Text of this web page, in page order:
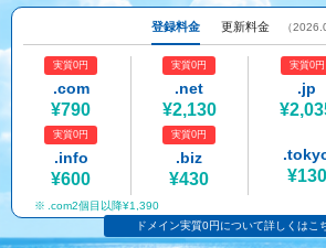
NEW!
.jpドメインバックオーダー
プレミアムドメイン
人気ドメインの種類
WHOIS検索
紹介制度
バリュードメインAPI
ドメイン・ホスティングOEM
ドメインコンシェルジュ
お問い合わせ
従来のバリュードメインをご利用
ユーザー登録
従来のバリュードメインをご利用
登録料金 更新料金 （
実質0円
.com
¥790
実質0円
.net
¥2,130
実質0円
.jp
実質0円
.info
¥600
実質0円
.biz
¥430 ¥130
.com2個目以降¥1,390
ドメイン実質0円について詳しくはこ